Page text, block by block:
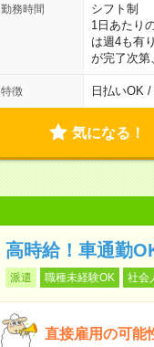
勤務時間
シフト制
1日あたり
は週4も有
が完了次第
特徴 日払いOK
気になる！
高時給！車通勤
派遣 職種未経験OK 社会
直接雇用の可能